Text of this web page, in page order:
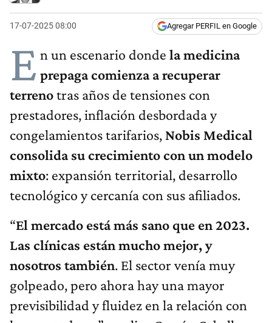
17-07-2025 08:00 Agregar PERFIL en Google
E n un escenario donde la medicina
prepaga comienza a recuperar
terrenotras años de tensiones con
prestadores, inflación desbordada y
congelamientos tarifarios, Nobis Medical
consolida su crecimiento con un modelo
mixto: expansión territorial, desarrollo
tecnológico y cercanía con sus afiliados.
“El mercado está más sano que en 2023.
Las clínicas están mucho mejor, y
nosotros también. El sector venía muy
golpeado, pero ahora hay una mayor
previsibilidad y fluidez en la relación con